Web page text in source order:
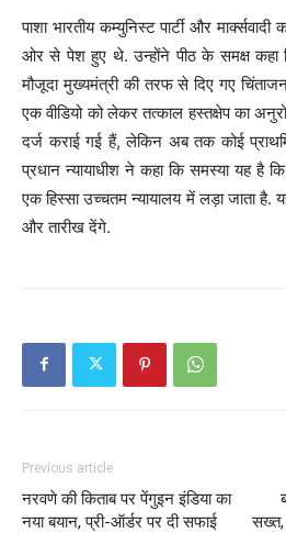
पाशा भारतीय कम्युनिस्ट पार्टी और
ओर से पेश हुए थे. उन्होंने पीठ के समक्ष
मौजूदा मुख्यमंत्री की तरफ से दिए गए
एक वीडियो को लेकर तत्काल हस्तक्षेप का
दर्ज कराई गई हैं, लेकिन अब तक कोई
प्रधान न्यायाधीश ने कहा कि समस्या यह है
एक हिस्सा उच्चतम न्यायालय में लड़ा जाता है.
और तारीख देंगे.
Previous article
नरवणे की किताब पर पेंगुइन इंडिया का
नया बयान, प्री-ऑर्डर पर दी सफाई
सख्त,